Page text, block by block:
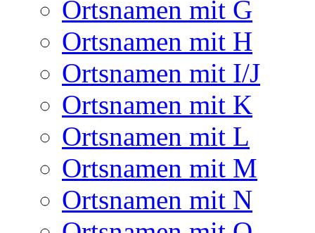
Ortsnamen mit G
Ortsnamen mit H
Ortsnamen mit I/J
Ortsnamen mit K
Ortsnamen mit L
Ortsnamen mit M
Ortsnamen mit N